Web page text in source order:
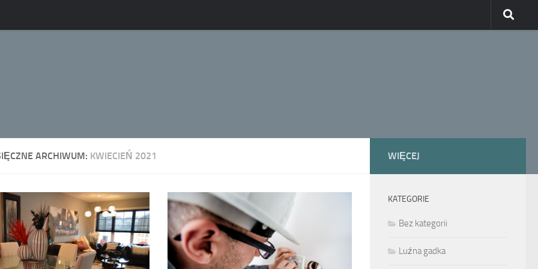
ARCHIWUM: KWIECIEŃ 2021 WIĘCEJ
KATEGORIE
Bez kategorii
Luźna gadka